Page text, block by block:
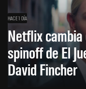
HACE 1 DÍA
Netflix cambia
spinoff de El
David Fincher